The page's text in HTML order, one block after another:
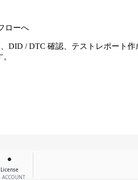
ローへ
DID / DTC 確認、テストレポート